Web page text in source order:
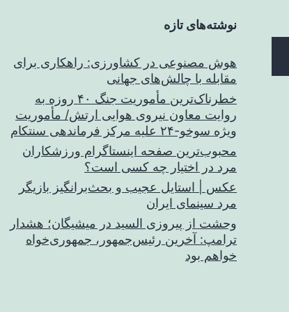
نوشته‌های تازه
هوش مصنوعی در کشاورزی: راهکاری برای
مقابله با چالش‌های جهانی
خطرناک‌ترین مأموریت جنگ ۴۰ روزه به
روایت معاون نیروی هوایی ارتش/ مأموریت
ویژه سوخو-۲۴ علیه مرکز فرماندهی سنتکام
محبوب‌ترین صفحه اینستاگرام ورزشکاران
مرد در اختیار چه کسی است؟
عکس | استایل عجیب و بحث‌برانگیز بازیگر
مرد سینمای ایران
وحشت از پیروزی السید در میشیگان؛ هشدار
ترامپ: آخرین رئیس‌جمهور، جمهوری‌خواه
خواهم بود